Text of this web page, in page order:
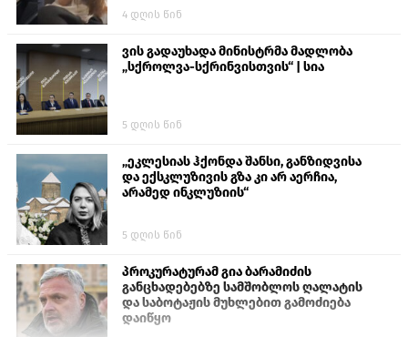
4 დღის წინ
ვის გადაუხადა მინისტრმა მადლობა
„სქროლვა-სქრინვისთვის“ | სია
5 დღის წინ
„ეკლესიას ჰქონდა შანსი, განზიდვისა
და ექსკლუზივის გზა კი არ აერჩია,
არამედ ინკლუზიის“
5 დღის წინ
პროკურატურამ გია ბარამიძის
განცხადებებზე სამშობლოს ღალატის
და საბოტაჟის მუხლებით გამოძიება
დაიწყო